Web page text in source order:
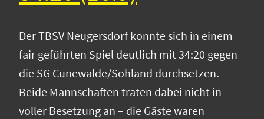
Der TBSV Neugersdorf konnte sich in einem
fair geführten Spiel deutlich mit 34:20 gegen
die SG Cunewalde/Sohland durchsetzen.
Beide Mannschaften traten dabei nicht in
voller Besetzung an – die Gäste waren